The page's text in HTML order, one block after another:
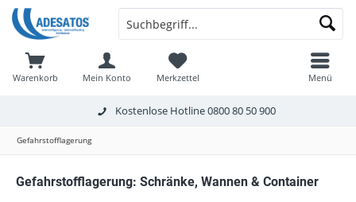
Kostenlose Hotline0800 80 50 900
Warenkorb Merkzettel
Mein Konto Menü
Gefahrstofflagerung
Gefahrstofflagerung: Schränke, Wannen & Container